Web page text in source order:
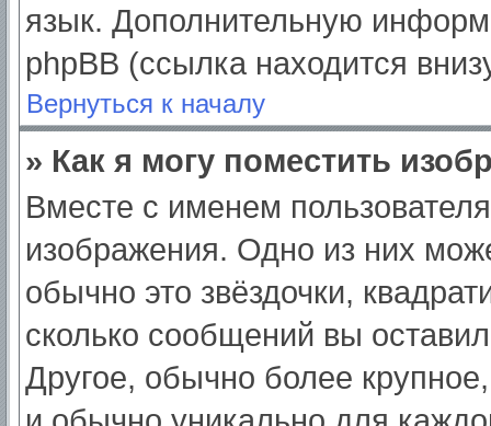
язык. Дополнительную
phpBB (ссылка находится
Вернуться к началу
» Как я могу поместить
Вместе с именем
изображения. Одно из них
обычно это звёздочки,
сколько сообщений вы
Другое, обычно более